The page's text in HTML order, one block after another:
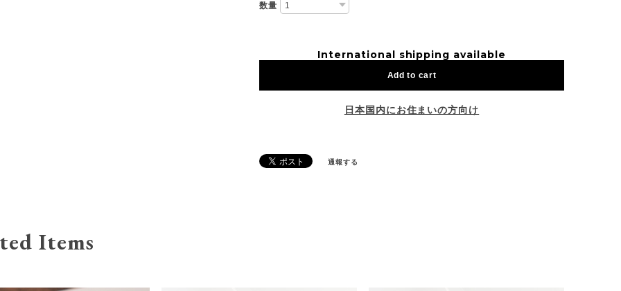
数量
International shipping available
Add to cart
日本国内にお住まいの方向け
通報する
Items